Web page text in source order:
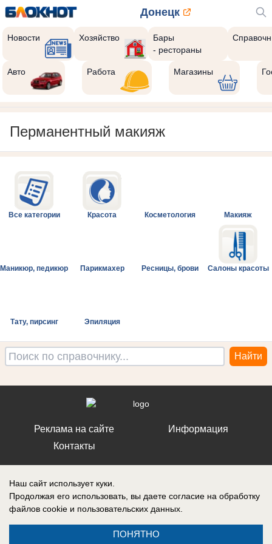
Донецк
Новости Хозяйство
Бары
- рестораны
Авто Работа Магазины
Перманентный макияж
Все категории Красота Косметология Макияж
Маникюр, педикюр Парикмахер Ресницы, брови Салоны красоты
Тату, пирсинг Эпиляция
Реклама на сайте
Контакты
Информация
Запись о регистрации СМИ: ЭЛ № ФС 77 – 86242, выдано
технологий и массовых коммуникаций (Роскомнадзор) 10 ноября 2023
г.
Наш сайт использует куки.
Продолжая его использовать, вы даете согласие на обработку
файлов cookie и пользовательских данных.
ПОНЯТНО